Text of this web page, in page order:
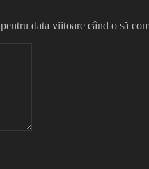
data viitoare când o să